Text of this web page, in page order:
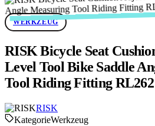
WERKZEUG
RISK Bicycle Seat
Level Tool Bike Saddle
Tool Riding Fitting RL262
RISK
KategorieWerkzeug